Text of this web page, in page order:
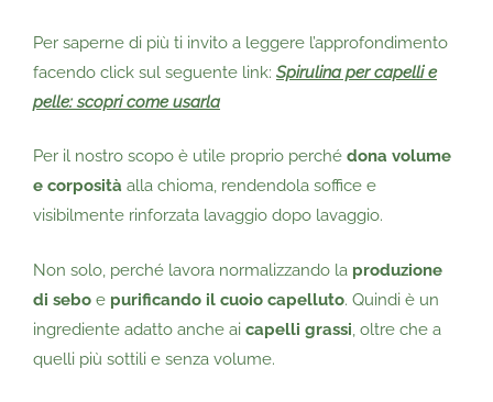
Per saperne di più ti invito a leggere l’approfondimento
facendo click sul seguente link: Spirulina per capelli e
pelle: scopri come usarla
Per il nostro scopo è utile proprio perché dona volume
e corposità alla chioma, rendendola soffice e
visibilmente rinforzata lavaggio dopo lavaggio.
Non solo, perché lavora normalizzando la produzione
di sebo e purificando il cuoio capelluto. Quindi è un
ingrediente adatto anche ai capelli grassi, oltre che a
quelli più sottili e senza volume.